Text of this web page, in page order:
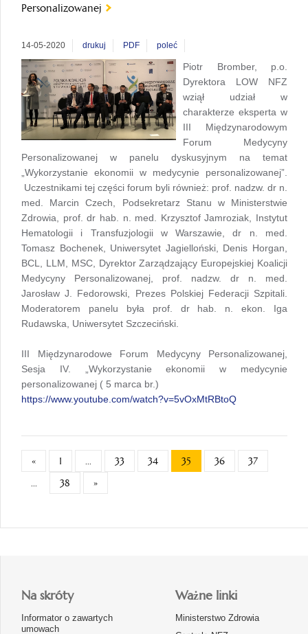
Personalizowanej
14-05-2020 drukuj PDF poleć
Piotr Bromber, p.o.
Dyrektora LOW NFZ
wziął udział w
charakterze eksperta w
III Międzynarodowym
Forum Medycyny
Personalizowanej w panelu dyskusyjnym na temat
„Wykorzystanie ekonomii w medycynie personalizowanej”.
Uczestnikami tej części forum byli również: prof. nadzw. dr n.
med. Marcin Czech, Podsekretarz Stanu w Ministerstwie
Zdrowia, prof. dr hab. n. med. Krzysztof Jamroziak, Instytut
Hematologii i Transfuzjologii w Warszawie, dr n. med.
Tomasz Bochenek, Uniwersytet Jagielloński, Denis Horgan,
BCL, LLM, MSC, Dyrektor Zarządzający Europejskiej Koalicji
Medycyny Personalizowanej, prof. nadzw. dr n. med.
Jarosław J. Fedorowski, Prezes Polskiej Federacji Szpitali.
Moderatorem panelu była prof. dr hab. n. ekon. Iga
Rudawska, Uniwersytet Szczeciński.
III Międzynarodowe Forum Medycyny Personalizowanej,
Sesja IV. „Wykorzystanie ekonomii w medycynie
personalizowanej ( 5 marca br.)
https://www.youtube.com/watch?v=5vOxMtRBtoQ
« 1 33 34 35 36
37
38 »
Na skróty
Informator o zawartych
umowach
Ważne linki
Ministerstwo Zdrowia